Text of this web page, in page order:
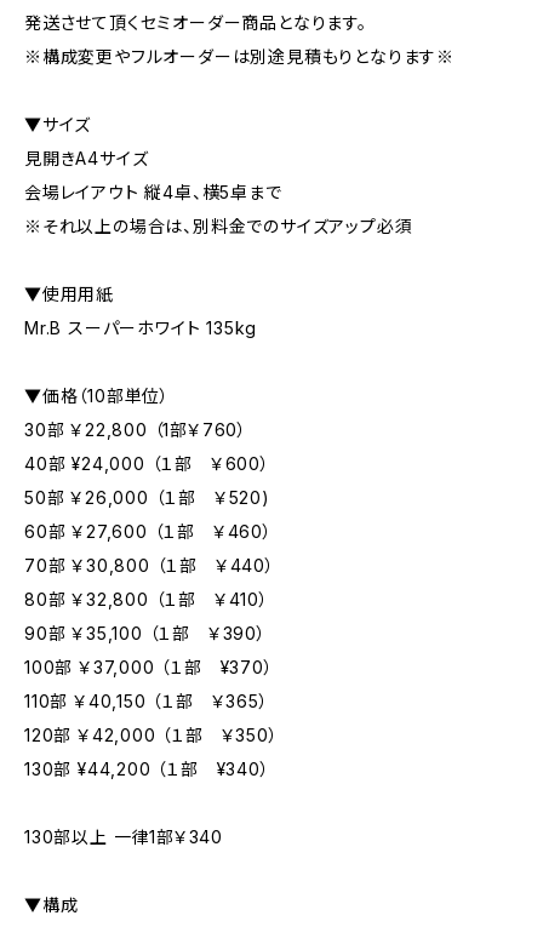
発送させて頂くセミオーダー商品となります。
※構成変更やフルオーダーは別途見積もりとなります※
▼サイズ
見開きA4サイズ
会場レイアウト 縦4卓、横5卓まで
※それ以上の場合は、別料金でのサイズアップ必須
▼使用用紙
Mr.B スーパーホワイト 135kg
▼価格（10部単位）
30部 ￥22,800 （1部￥760）
40部 ¥24,000 （１部 ￥600）
50部 ￥26,000 （１部 ￥520)
60部 ￥27,600 （１部 ￥460）
70部 ￥30,800 （１部 ￥440）
80部 ￥32,800 （１部 ￥410）
90部 ￥35,100 （１部 ￥390）
100部 ￥37,000 （１部 ¥370）
110部 ￥40,150 （１部 ￥365）
120部 ￥42,000 （１部 ￥350）
130部 ¥44,200 （１部 ¥340）
130部以上 一律1部￥340
▼構成